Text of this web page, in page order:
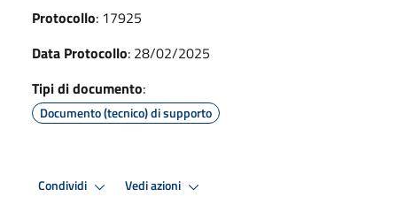
Protocollo: 17925
Data Protocollo: 28/02/2025
Tipi di documento:
Documento (tecnico) di supporto
Condividi Vedi azioni